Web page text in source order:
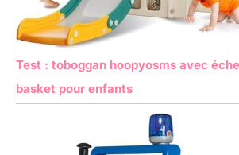
Test : toboggan hoopyosms avec
basket pour enfants